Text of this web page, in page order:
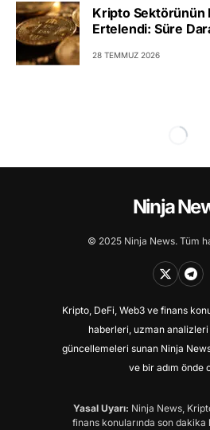
Kripto Sektörünün
Ertelendi: Süre
28 TEMMUZ 2026
Ninja
© 2025 Ninja News. Tüm
Kripto, DeFi, Web3 ve finans
haberleri, uzman analizleri
güncellemeleri sunan Ninja
ve bir adım önde
Yasal Uyarı: Ninja News,
finans konularında son